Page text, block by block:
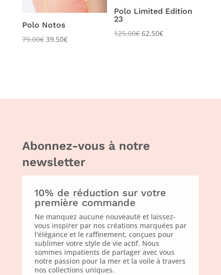
Polo Notos
79,00€ 39,50€
Polo Limited Edition
23
125,00€ 62,50€
Abonnez-vous à notre
newsletter
10% de réduction sur votre
première commande
Ne manquez aucune nouveauté et laissez-
vous inspirer par nos créations marquées par
l'élégance et le raffinement, conçues pour
sublimer votre style de vie actif. Nous
sommes impatients de partager avec vous
notre passion pour la mer et la voile à travers
nos collections uniques.